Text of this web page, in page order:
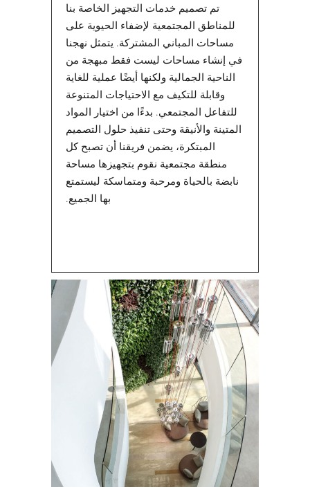
تم تصميم خدمات التجهيز الخاصة بنا
للمناطق المجتمعية لإضفاء الحيوية على
مساحات المباني المشتركة. يتمثل نهجنا
في إنشاء مساحات ليست فقط مبهجة من
الناحية الجمالية ولكنها أيضًا عملية للغاية
وقابلة للتكيف مع الاحتياجات المتنوعة
للتفاعل المجتمعي. بدءًا من اختيار المواد
المتينة والأنيقة وحتى تنفيذ حلول التصميم
المبتكرة، يضمن فريقنا أن تصبح كل
منطقة مجتمعية نقوم بتجهيزها مساحة
نابضة بالحياة ومرحبة ومتماسكة ليستمتع
بها الجميع.